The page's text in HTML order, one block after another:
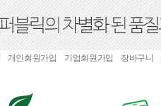
개인회원가입 기업회원가입 장바구니